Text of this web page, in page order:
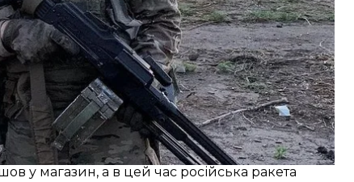
у магазин, а в цей час російська ракета